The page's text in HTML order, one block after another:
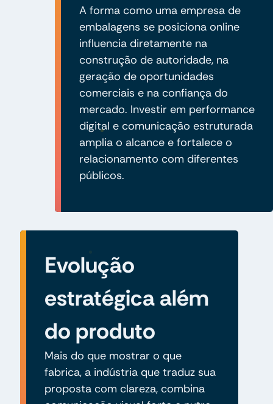
A forma como uma empresa de
embalagens se posiciona online
influencia diretamente na
construção de autoridade, na
geração de oportunidades
comerciais e na confiança do
mercado. Investir em performance
digital e comunicação estruturada
amplia o alcance e fortalece o
relacionamento com diferentes
públicos.
Evolução
estratégica além
do produto
Mais do que mostrar o que
fabrica, a indústria que traduz sua
proposta com clareza, combina